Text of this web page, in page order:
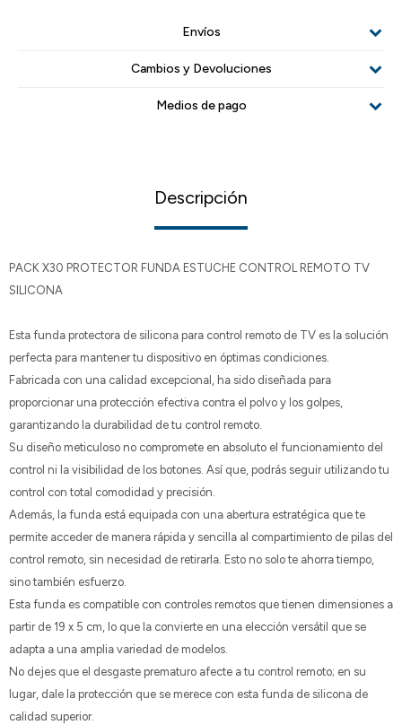
Envíos
Cambios y Devoluciones
Medios de pago
Descripción
PACK X30 PROTECTOR FUNDA ESTUCHE CONTROL REMOTO TV
SILICONA
Esta funda protectora de silicona para control remoto de TV es la solución
perfecta para mantener tu dispositivo en óptimas condiciones.
Fabricada con una calidad excepcional, ha sido diseñada para
proporcionar una protección efectiva contra el polvo y los golpes,
garantizando la durabilidad de tu control remoto.
Su diseño meticuloso no compromete en absoluto el funcionamiento del
control ni la visibilidad de los botones. Así que, podrás seguir utilizando tu
control con total comodidad y precisión.
Además, la funda está equipada con una abertura estratégica que te
permite acceder de manera rápida y sencilla al compartimiento de pilas del
control remoto, sin necesidad de retirarla. Esto no solo te ahorra tiempo,
sino también esfuerzo.
Esta funda es compatible con controles remotos que tienen dimensiones a
partir de 19 x 5 cm, lo que la convierte en una elección versátil que se
adapta a una amplia variedad de modelos.
No dejes que el desgaste prematuro afecte a tu control remoto; en su
lugar, dale la protección que se merece con esta funda de silicona de
calidad superior.